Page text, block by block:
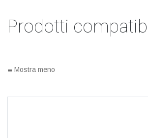
Prodotti
- Mostra meno